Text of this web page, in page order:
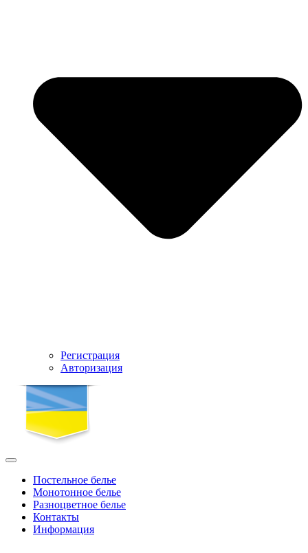
Регистрация
Авторизация
Постельное белье
Монотонное белье
Разноцветное белье
Контакты
Информация